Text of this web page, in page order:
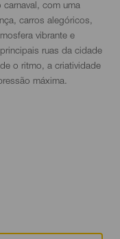
com uma
carros alegóricos,
vibrante e
ruas da cidade
o ritmo, a criatividade
máxima.